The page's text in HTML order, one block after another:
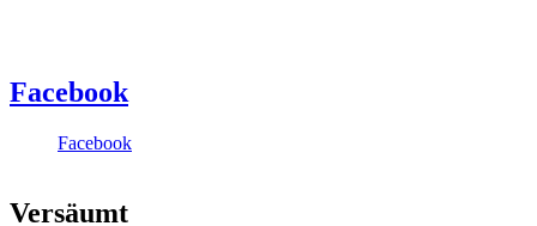
Facebook
Facebook
Versäumt